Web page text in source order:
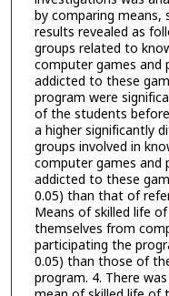
by comparing means,
results revealed as
groups related to
computer games and
addicted to these
program were
of the students
a higher significantly
groups involved in
computer games and
addicted to these
0.05) than that of
Means of skilled life
themselves from
participating the
0.05) than those of
program. 4. There